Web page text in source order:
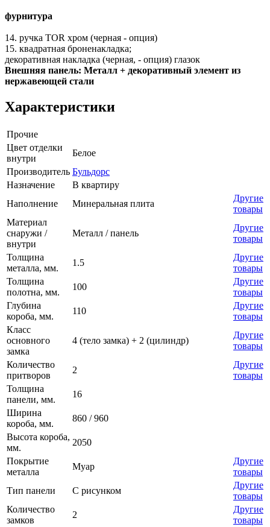
фурнитура
14. ручка TOR хром (черная - опция)
15. квадратная броненакладка;
декоративная накладка (черная, - опция) глазок
Внешняя панель: Металл + декоративный элемент из
нержавеющей стали
Характеристики
Прочие
Цвет отделки
внутри
Белое
Производитель Бульдорс
Назначение
В квартиру
Наполнение
Минеральная плита
Другие
товары
Материал
снаружи /
внутри
Металл / панель
Другие
товары
Толщина
металла, мм.
1.5
Другие
товары
Толщина
полотна, мм.
100
Другие
товары
Глубина
короба, мм.
110
Другие
товары
Класс
основного
замка
4 (тело замка) + 2 (цилиндр)
Другие
товары
Количество
притворов
2
Другие
товары
Толщина
панели, мм.
16
Ширина
короба, мм.
860 / 960
Высота короба,
мм.
2050
Покрытие
металла
Муар
Другие
товары
Тип панели
С рисунком
Другие
товары
Количество
замков
2
Другие
товары